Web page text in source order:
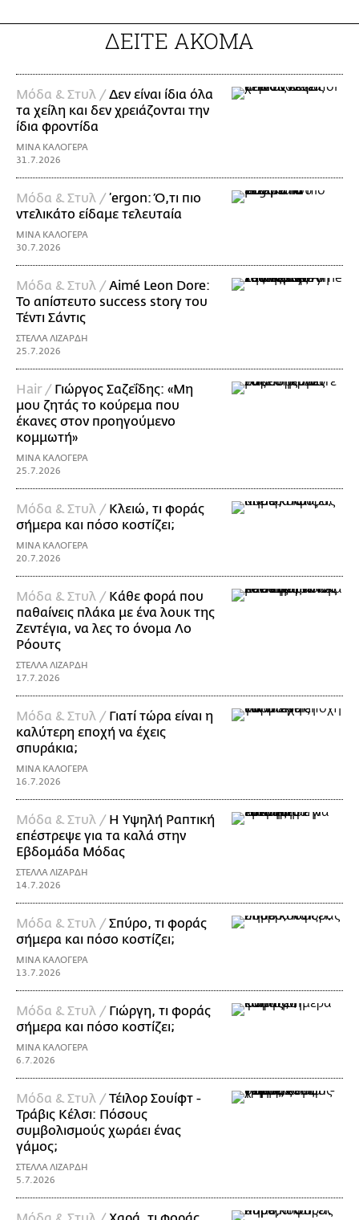
ΔΕΙΤΕ ΑΚΟΜΑ
Μόδα & Στυλ /Δεν είναι ίδια όλα
τα χείλη και δεν χρειάζονται την
ίδια φροντίδα
ΜΙΝΑ ΚΑΛΟΓΕΡΑ
31.7.2026
Μόδα & Στυλ /’ergon: Ό,τι πιο
ντελικάτο είδαμε τελευταία
ΜΙΝΑ ΚΑΛΟΓΕΡΑ
30.7.2026
Μόδα & Στυλ /Aimé Leon Dore:
To απίστευτο success story του
Τέντι Σάντις
ΣΤΕΛΛΑ ΛΙΖΑΡΔΗ
25.7.2026
Hair / Γιώργος Σαζεΐδης: «Μη
μου ζητάς το κούρεμα που
έκανες στον προηγούμενο
κομμωτή»
ΜΙΝΑ ΚΑΛΟΓΕΡΑ
25.7.2026
Μόδα & Στυλ / Κλειώ, τι φοράς
σήμερα και πόσο κοστίζει;
ΜΙΝΑ ΚΑΛΟΓΕΡΑ
20.7.2026
Μόδα & Στυλ / Κάθε φορά που
παθαίνεις πλάκα με ένα λουκ της
Ζεντέγια, να λες το όνομα Λο
Ρόουτς
ΣΤΕΛΛΑ ΛΙΖΑΡΔΗ
17.7.2026
Μόδα & Στυλ / Γιατί τώρα είναι η
καλύτερη εποχή να έχεις
σπυράκια;
ΜΙΝΑ ΚΑΛΟΓΕΡΑ
16.7.2026
Μόδα & Στυλ / Η Υψηλή Ραπτική
επέστρεψε για τα καλά στην
Εβδομάδα Μόδας
ΣΤΕΛΛΑ ΛΙΖΑΡΔΗ
14.7.2026
Μόδα & Στυλ /Σπύρο, τι φοράς
σήμερα και πόσο κοστίζει;
ΜΙΝΑ ΚΑΛΟΓΕΡΑ
13.7.2026
Μόδα & Στυλ / Γιώργη, τι φοράς
σήμερα και πόσο κοστίζει;
ΜΙΝΑ ΚΑΛΟΓΕΡΑ
6.7.2026
Μόδα & Στυλ /Τέιλορ Σουίφτ -
Τράβις Κέλσι: Πόσους
συμβολισμούς χωράει ένας
γάμος;
ΣΤΕΛΛΑ ΛΙΖΑΡΔΗ
5.7.2026